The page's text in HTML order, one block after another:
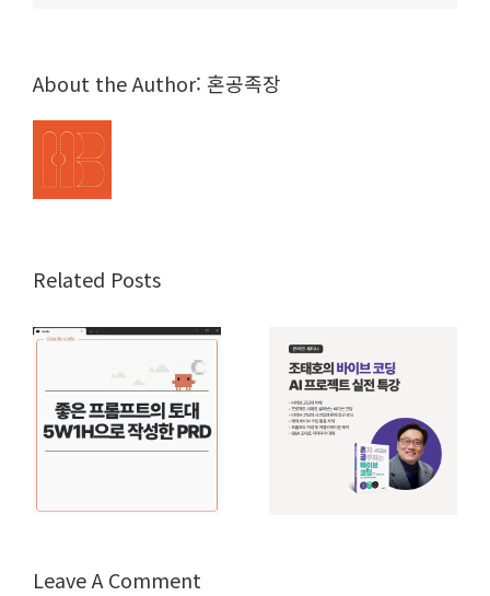
About the Author: 혼공족장
Related Posts
Leave A Comment